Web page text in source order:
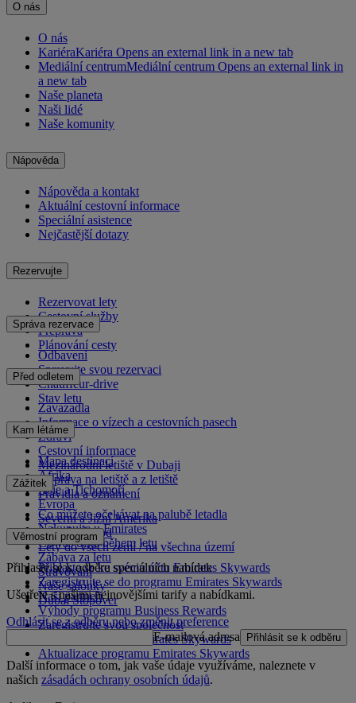
O nás
O nás
KariéraKariéra Opens an external link in a new tab
Mediální centrumMediální centrum Opens an external link in
a new tab
Naše planeta
Naši lidé
Naše komunity
Nápověda
Nápověda a kontakt
Aktuální cestovní informace
Speciální asistence
Nejčastější dotazy
Rezervujte
Rezervovat lety
Cestovní služby
Přeprava
Plánování cesty
Správa rezervace
Odbavení
Spravujte svou rezervaci
Chauffeur-drive
Stav letu
Před odletem
Zavazadla
Informace o vízech a cestovních pasech
Zdraví
Cestovní informace
Mezinárodní letiště v Dubaji
Doprava na letiště a z letiště
Pravidla a oznámení
Kam létáme
Mapa destinací
Afrika
Asie a Tichomoří
Evropa
Severní a Jižní Amerika
Blízký východ
Lety do všech zemí / na všechna území
Zážitek
Co můžete očekávat na palubě letadla
Nakupujte u Emirates
Co vás čeká během letu
Zábava za letu
Stravování
Naše salónky
Dubai Stopover
Věrnostní program
Přihlaste se ke svému účtu Emirates Skywards
Zaregistrujte se do programu Emirates Skywards
Naši partneři
Výhody programu Business Rewards
Zaregistrujte svou společnost
Pravidla programu Emirates Skywards
Aktualizace programu Emirates Skywards
Přihlaste se k odběru speciálních nabídek
Ušetřete s našimi nejnovějšími tarify a nabídkami.
Odhlásit se z odběru nebo změnit preference
E-mailová adresa
Přihlásit se k odběru
Další informace o tom, jak vaše údaje využíváme, naleznete v
našich zásadách ochrany osobních údajů.